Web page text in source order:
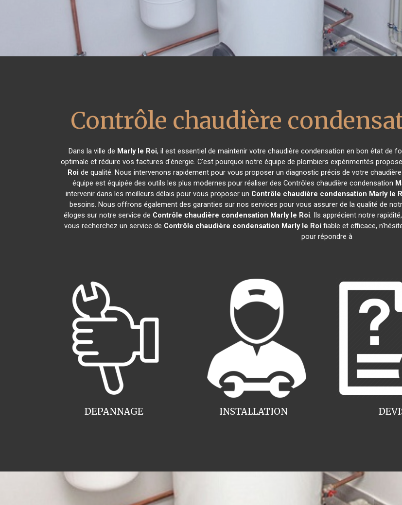
Contrôle chaudière
Dans la ville de Marly le Roi, il est essentiel de maintenir votre chaudière condensation en bon état de
optimale et réduire vos factures d'énergie. C'est pourquoi notre équipe de plombiers expérimentés
Roi de qualité. Nous intervenons rapidement pour vous proposer un diagnostic précis de votre
équipe est équipée des outils les plus modernes pour réaliser des Contrôles chaudière condensation
intervenir dans les meilleurs délais pour vous proposer un Contrôle chaudière condensation Marly le
besoins. Nous offrons également des garanties sur nos services pour vous assurer de la qualité de
éloges sur notre service de Contrôle chaudière condensation Marly le Roi. Ils apprécient notre
vous recherchez un service de Contrôle chaudière condensation Marly le Roi fiable et efficace,
pour répondre à
INSTALLATION
DEPANNAGE